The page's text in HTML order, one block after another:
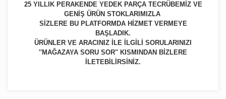
25 YILLIK PERAKENDE YEDEK PARÇA TECRÜBEMİZ VE
GENİŞ ÜRÜN STOKLARIMIZLA
SİZLERE BU PLATFORMDA HİZMET VERMEYE
BAŞLADIK.
ÜRÜNLER VE ARACINIZ İLE İLGİLİ SORULARINIZI
''MAĞAZAYA SORU SOR'' KISMINDAN BİZLERE
İLETEBİLİRSİNİZ.